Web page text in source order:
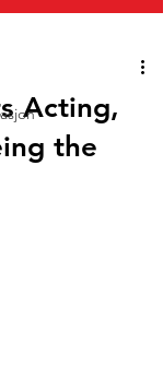
Acting,
the